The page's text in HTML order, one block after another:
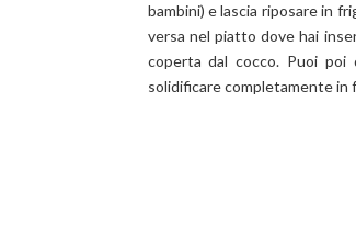
bambini) e lascia riposare in
versa nel piatto dove hai
coperta dal cocco. Puoi
solidificare completamente in